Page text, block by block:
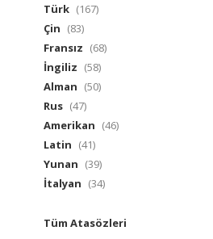
Türk (167)
Çin (83)
Fransız (68)
İngiliz (58)
Alman (50)
Rus (47)
Amerikan (46)
Latin (41)
Yunan (39)
İtalyan (34)
Tüm Atasözleri